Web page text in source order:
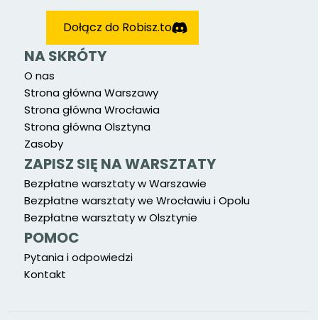
Dołącz do Robisz.to
NA SKRÓTY
O nas
Strona główna Warszawy
Strona główna Wrocławia
Strona główna Olsztyna
Zasoby
ZAPISZ SIĘ NA WARSZTATY
Bezpłatne warsztaty w Warszawie
Bezpłatne warsztaty we Wrocławiu i Opolu
Bezpłatne warsztaty w Olsztynie
POMOC
Pytania i odpowiedzi
Kontakt